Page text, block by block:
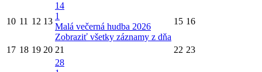
10 11 12 13
14
1
Malá večerná hudba 2026
Zobraziť všetky záznamy z dňa
15 16
17 18 19 20 21 22 23
28